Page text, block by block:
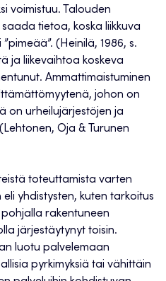
voimistuu. Talouden
tietoa, koska liikkuva
(Heinilä, 1986, s.
ja liikevaihtoa koskeva
Ammattimaistuminen
johon on
on urheilujärjestöjen ja
Oja & Turunen
toteuttamista varten
yhdistysten, kuten tarkoitus
rakentuneen
järjestäytynyt toisin.
luotu palvelemaan
pyrkimyksiä tai vähittäin